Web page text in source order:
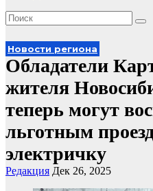
Новости региона
Обладатели
жителя
теперь могут
льготным
электричку
Редакция Дек 26, 2025